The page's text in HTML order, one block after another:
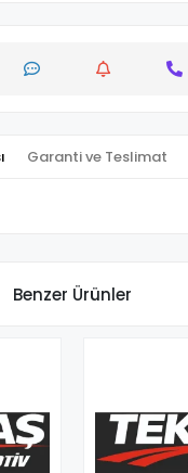
Garanti ve Teslimat
Benzer Ürünler